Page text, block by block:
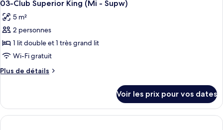
Chambre,
grand
lit,
aux
réduite
(Handicapped
toutes
les
photos
pour
ce
type
de
03-
Club
Superior
03-Club Superior King (Mi - Supw)
5 m²
2 personnes
1 lit double et 1 très grand lit
Wi-Fi gratuit
Plus de détails
Plus
le
type
de
Voir les prix pour vos dates